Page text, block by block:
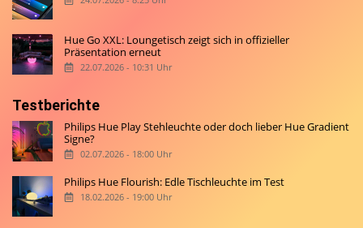
Hue Go XXL: Loungetisch zeigt sich in offizieller
Präsentation erneut
22.07.2026 - 10:31 Uhr
Testberichte
Philips Hue Play Stehleuchte oder doch lieber Hue Gradient
Signe?
02.07.2026 - 18:00 Uhr
Philips Hue Flourish: Edle Tischleuchte im Test
18.02.2026 - 19:00 Uhr